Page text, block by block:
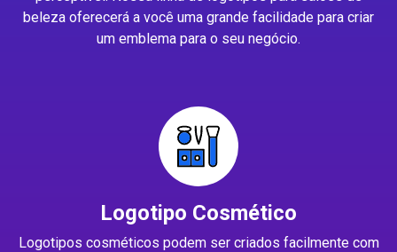
beleza oferecerá a você uma grande facilidade para criar
um emblema para o seu negócio.
Logotipo Cosmético
Logotipos cosméticos podem ser criados facilmente com